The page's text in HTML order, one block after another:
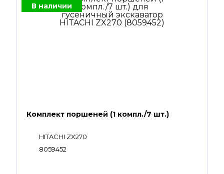
В наличии
Комплект поршеней (1 компл./7 шт.)
HITACHI ZX270
8059452